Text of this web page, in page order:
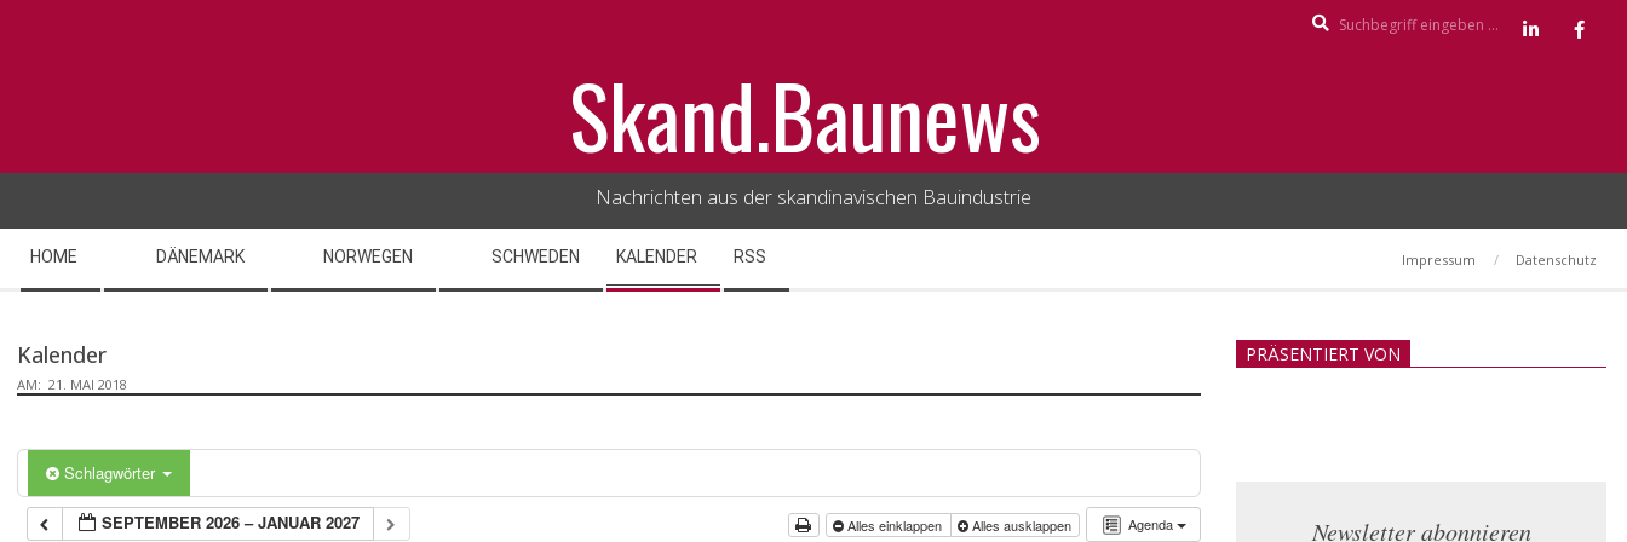
Skand.Baunews
Nachrichten aus der skandinavischen Bauindustrie
Navigation
Menu
HOME DÄNEMARK NORWEGEN SCHWEDEN KALENDER RSS Impressum Datenschutz
Kalender
AM: 21. MAI 2018
Schlagwörter
Agenda
SEPTEMBER 2026 – JANUAR 2027 Alles einklappen Alles ausklappen
PRÄSENTIERT VON
Newsletter abonnieren